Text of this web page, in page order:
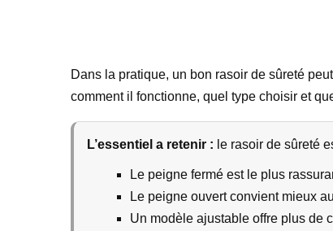
Dans la pratique, un bon rasoir de sûreté
comment il fonctionne, quel type choisir et
L’essentiel a retenir : le rasoir de sûreté
Le peigne fermé est le plus
Le peigne ouvert convient mieux
Un modèle ajustable offre plus de